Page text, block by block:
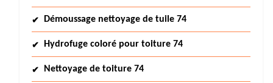
Démoussage nettoyage de tuile 74
Hydrofuge coloré pour toiture 74
Nettoyage de toiture 74